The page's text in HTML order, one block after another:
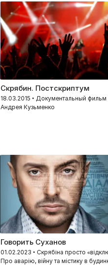
Скрябин. Постскриптум
18.03.2015 • Документальный фильм
Андрея Кузьменко
Говорить Суханов
01.02.2023 • Скрябіна просто
Про аварію, війну та містику в